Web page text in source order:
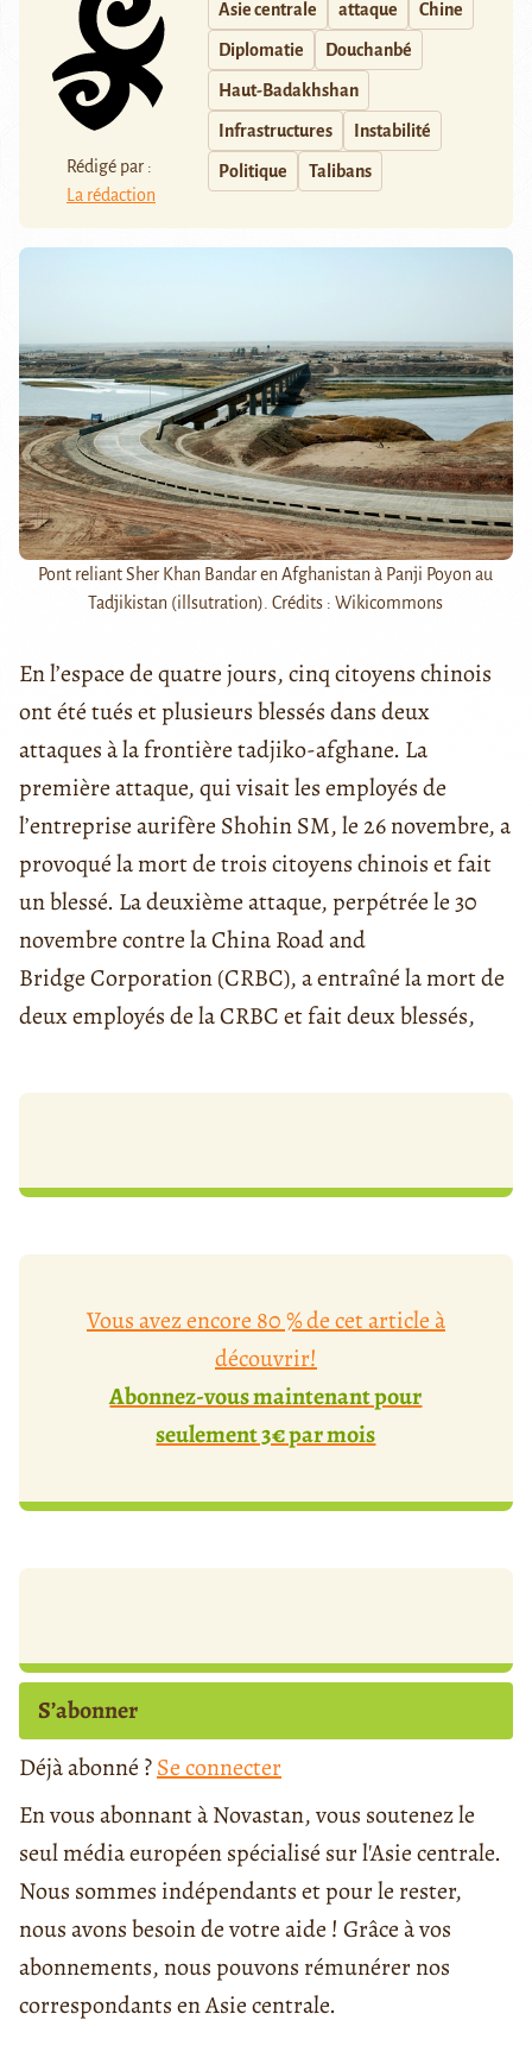
Rédigé par :
La rédaction
Asie centrale attaque Chine
Diplomatie Douchanbé
Haut-Badakhshan
Infrastructures Instabilité
Politique Talibans
Pont reliant Sher Khan Bandar en Afghanistan à Panji Poyon au
Tadjikistan (illsutration). Crédits : Wikicommons
En l’espace de quatre jours, cinq citoyens chinois
ont été tués et plusieurs blessés dans deux
attaques à la frontière tadjiko-afghane. La
première attaque, qui visait les employés de
l’entreprise aurifère Shohin SM, le 26 novembre, a
provoqué la mort de trois citoyens chinois et fait
un blessé. La deuxième attaque, perpétrée le 30
novembre contre la China Road and
Bridge Corporation (CRBC), a entraîné la mort de
deux employés de la CRBC et fait deux blessés,
Vous avez encore 80 % de cet article à
découvrir!
Abonnez-vous maintenant pour
seulement 3€ par mois
S’abonner
Déjà abonné ?Se connecter
En vous abonnant à Novastan, vous soutenez le
seul média européen spécialisé sur l'Asie centrale.
Nous sommes indépendants et pour le rester,
nous avons besoin de votre aide ! Grâce à vos
abonnements, nous pouvons rémunérer nos
correspondants en Asie centrale.